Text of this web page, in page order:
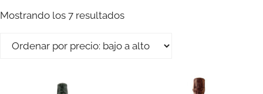
Mostrando los 7 resultados